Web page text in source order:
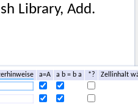
Library, Add.
a=A a b = b a *?
Zellinhalt